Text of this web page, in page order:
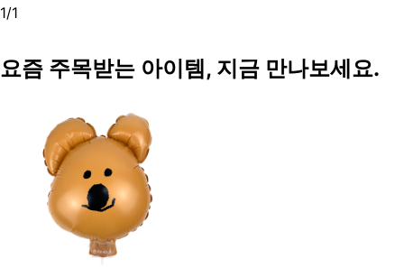
1/1
요즘 주목받는 아이템, 지금 만나보세요.